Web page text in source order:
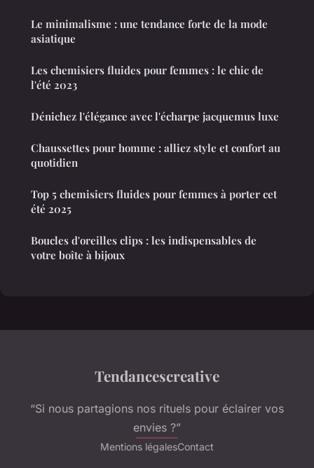
Le minimalisme : une tendance forte de la mode
asiatique
Les chemisiers fluides pour femmes : le chic de
l'été 2023
Dénichez l'élégance avec l'écharpe jacquemus luxe
Chaussettes pour homme : alliez style et confort au
quotidien
Top 5 chemisiers fluides pour femmes à porter cet
été 2025
Boucles d'oreilles clips : les indispensables de
votre boîte à bijoux
Tendancescreative
“Si nous partagions nos rituels pour éclairer vos
envies ?”
Mentions légalesContact